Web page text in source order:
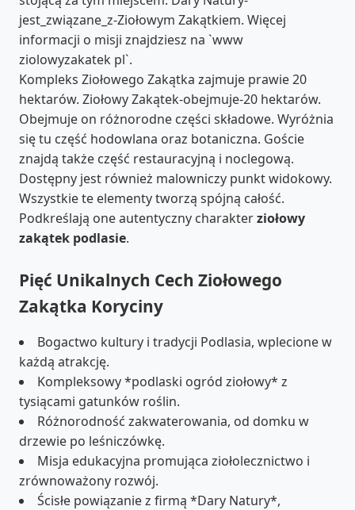
jest_związane_z-Ziołowym Zakątkiem. Więcej
informacji o misji znajdziesz na `www
ziolowyzakatek pl`.
Kompleks Ziołowego Zakątka zajmuje prawie 20
hektarów. Ziołowy Zakątek-obejmuje-20 hektarów.
Obejmuje on różnorodne części składowe. Wyróżnia
się tu część hodowlana oraz botaniczna. Goście
znajdą także część restauracyjną i noclegową.
Dostępny jest również malowniczy punkt widokowy.
Wszystkie te elementy tworzą spójną całość.
Podkreślają one autentyczny charakterziołowy
zakątek podlasie.
Pięć Unikalnych Cech Ziołowego
Zakątka Koryciny
Bogactwo kultury i tradycji Podlasia, wplecione w
każdą atrakcję.
Kompleksowy *podlaski ogród ziołowy* z
tysiącami gatunków roślin.
Różnorodność zakwaterowania, od domku w
drzewie po leśniczówkę.
Misja edukacyjna promująca ziołolecznictwo i
zrównoważony rozwój.
Ścisłe powiązanie z firmą *Dary Natury*,